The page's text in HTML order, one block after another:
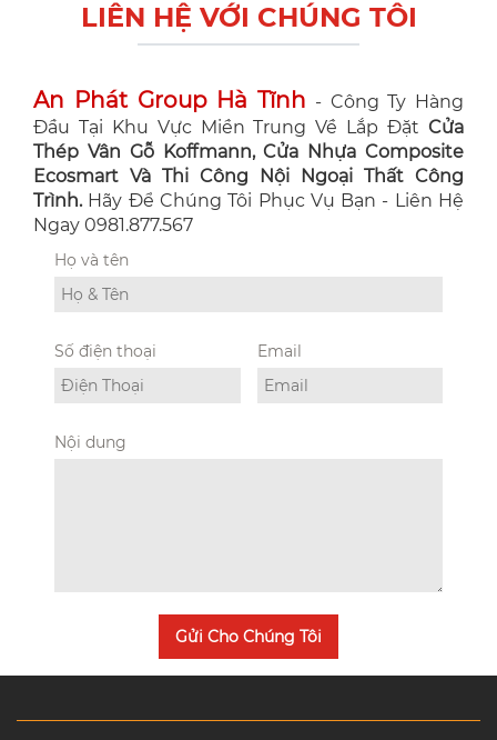
LIÊN HỆ VỚI CHÚNG TÔI
An Phát Group Hà Tĩnh - Công Ty Hàng
Đầu Tại Khu Vực Miền Trung Về Lắp Đặt Cửa
Thép Vân Gỗ Koffmann, Cửa Nhựa Composite
Ecosmart Và Thi Công Nội Ngoại Thất Công
Trình. Hãy Để Chúng Tôi Phục Vụ Bạn - Liên Hệ
Ngay 0981.877.567
Họ và tên
Số điện thoại Email
Nội dung
Gửi Cho Chúng Tôi